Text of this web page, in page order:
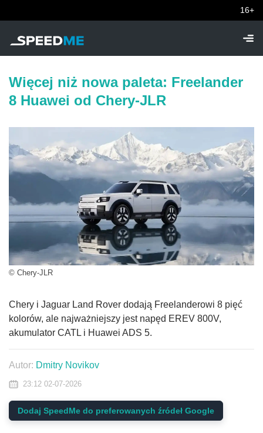
16+
Więcej niż nowa paleta: Freelander
8 Huawei od Chery-JLR
© Chery-JLR
Chery i Jaguar Land Rover dodają Freelanderowi 8 pięć
kolorów, ale najważniejszy jest napęd EREV 800V,
akumulator CATL i Huawei ADS 5.
Autor: Dmitry Novikov
23:12 02-07-2026
Dodaj SpeedMe do preferowanych źródeł Google